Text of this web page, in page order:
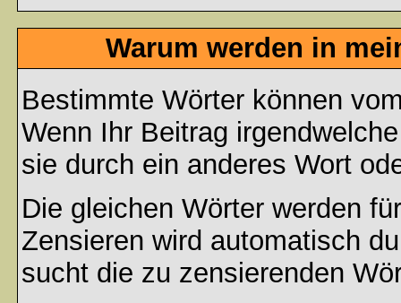
Warum werden in
Bestimmte Wörter können
Wenn Ihr Beitrag
sie durch ein anderes Wort
Die gleichen Wörter werden
Zensieren wird automatisch
sucht die zu zensierenden